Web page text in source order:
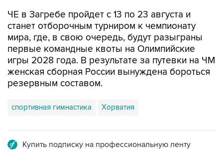
ЧЕ в Загребе пройдет с 13 по 23 августа и
станет отборочным турниром к чемпионату
мира, где, в свою очередь, будут разыграны
первые командные квоты на Олимпийские
игры 2028 года. В результате за путевки на ЧМ
женская сборная России вынуждена бороться
резервным составом.
спортивная гимнастика Хорватия
Купить подписку на профессиональную ленту